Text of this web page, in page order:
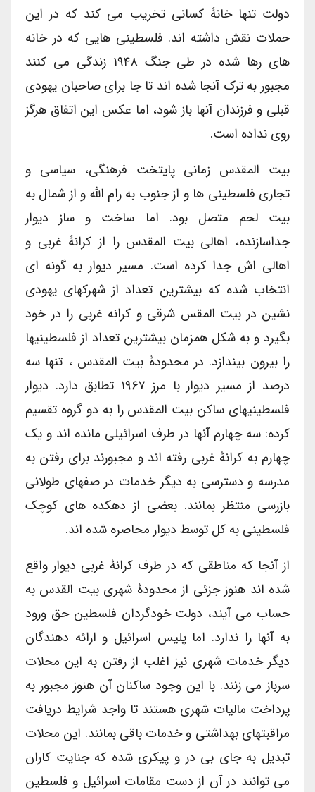
دولت تنها خانۀ کسانی تخریب می کند که در این
حملات نقش داشته اند. فلسطینی هایی که در خانه
های رها شده در طی جنگ ۱۹۴۸ زندگی می کنند
مجبور به ترک آنجا شده اند تا جا برای صاحبان یهودی
قبلی و فرزندان آنها باز شود، اما عکس این اتفاق هرگز
روی نداده است.
بیت المقدس زمانی پایتخت فرهنگی، سیاسی و
تجاری فلسطینی ها و از جنوب به رام الله و از شمال به
بیت لحم متصل بود. اما ساخت و ساز دیوار
جداسازنده، اهالی بیت المقدس را از کرانۀ غربی و
اهالی اش جدا کرده است. مسیر دیوار به گونه ای
انتخاب شده که بیشترین تعداد از شهرکهای یهودی
نشین در بیت المقس شرقی و کرانه غربی را در خود
بگیرد و به شکل همزمان بیشترین تعداد از فلسطینیها
را بیرون بیندازد. در محدودۀ بیت المقدس ، تنها سه
درصد از مسیر دیوار با مرز ۱۹۶۷ تطابق دارد. دیوار
فلسطینیهای ساکن بیت المقدس را به دو گروه تقسیم
کرده: سه چهارم آنها در طرف اسرائیلی مانده اند و یک
چهارم به کرانۀ غربی رفته اند و مجبورند برای رفتن به
مدرسه و دسترسی به دیگر خدمات در صفهای طولانی
بازرسی منتظر بمانند. بعضی از دهکده های کوچک
فلسطینی به کل توسط دیوار محاصره شده اند.
از آنجا که مناطقی که در طرف کرانۀ غربی دیوار واقع
شده اند هنوز جزئی از محدودۀ شهری بیت القدس به
حساب می آیند، دولت خودگردان فلسطین حق ورود
به آنها را ندارد. اما پلیس اسرائیل و ارائه دهندگان
دیگر خدمات شهری نیز اغلب از رفتن به این محلات
سرباز می زنند. با این وجود ساکنان آن هنوز مجبور به
پرداخت مالیات شهری هستند تا واجد شرایط دریافت
مراقبتهای بهداشتی و خدمات باقی بمانند. این محلات
تبدیل به جای بی در و پیکری شده که جنایت کاران
می توانند در آن از دست مقامات اسرائیل و فلسطین